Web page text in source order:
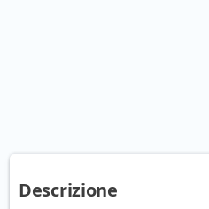
Descrizione